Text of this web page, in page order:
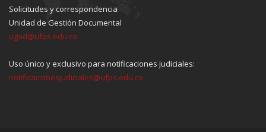
Solicitudes y correspondencia
Unidad de Gestión Documental
ugad@ufps.edu.co
Uso único y exclusivo para notificaciones judiciales:
notificacionesjudiciales@ufps.edu.co